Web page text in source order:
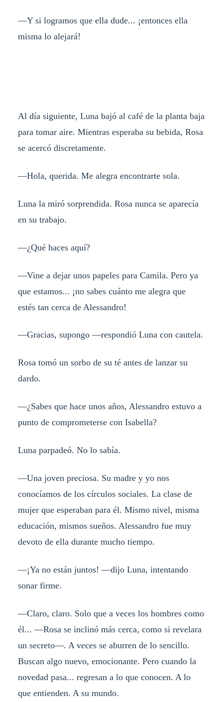
—Y si logramos que ella dude... ¡entonces ella
misma lo alejará!
Al día siguiente, Luna bajó al café de la planta baja
para tomar aire. Mientras esperaba su bebida, Rosa
se acercó discretamente.
—Hola, querida. Me alegra encontrarte sola.
Luna la miró sorprendida. Rosa nunca se aparecía
en su trabajo.
—¿Qué haces aquí?
—Vine a dejar unos papeles para Camila. Pero ya
que estamos... ¡no sabes cuánto me alegra que
estés tan cerca de Alessandro!
—Gracias, supongo —respondió Luna con cautela.
Rosa tomó un sorbo de su té antes de lanzar su
dardo.
—¿Sabes que hace unos años, Alessandro estuvo a
punto de comprometerse con Isabella?
Luna parpadeó. No lo sabía.
—Una joven preciosa. Su madre y yo nos
conocíamos de los círculos sociales. La clase de
mujer que esperaban para él. Mismo nivel, misma
educación, mismos sueños. Alessandro fue muy
devoto de ella durante mucho tiempo.
—¡Ya no están juntos! —dijo Luna, intentando
sonar firme.
—Claro, claro. Solo que a veces los hombres como
él... —Rosa se inclinó más cerca, como si revelara
un secreto—. A veces se aburren de lo sencillo.
Buscan algo nuevo, emocionante. Pero cuando la
novedad pasa... regresan a lo que conocen. A lo
que entienden. A su mundo.